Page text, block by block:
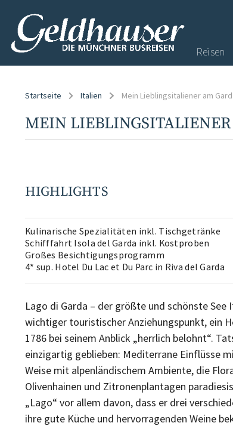
Reisen
Startseite Italien Mein Lieblingsitaliener am
MEIN
HIGHLIGHTS
Kulinarische Spezialitäten inkl. Tischgetränke
Schifffahrt Isola del Garda inkl. Kostproben
Großes Besichtigungsprogramm
4* sup. Hotel Du Lac et Du Parc in Riva del Garda
Lago di Garda – der größte und schönste
wichtiger touristischer Anziehungspunkt, ein
1786 bei seinem Anblick „herrlich belohnt“.
einzigartig geblieben: Mediterrane Einflüsse
Weise mit alpenländischem Ambiente, die
Olivenhainen und Zitronenplantagen
„Lago“ vor allem davon, dass er drei
ihre gute Küche und hervorragenden Weine